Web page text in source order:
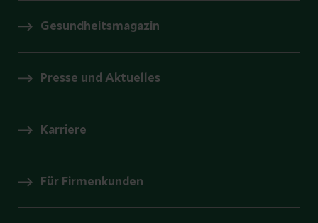
Gesundheitsmagazin
Presse und Aktuelles
Karriere
Für Firmenkunden